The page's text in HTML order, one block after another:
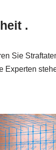
.
Sie